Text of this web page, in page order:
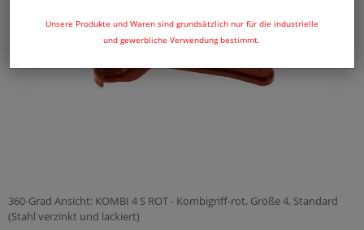
Unsere Produkte und Waren sind grundsätzlich nur für die industrielle
und gewerbliche Verwendung bestimmt.
360-Grad Ansicht: KOMBI 4 S ROT - Kombigriff-rot, Größe 4, Standard
(Stahl verzinkt und lackiert)